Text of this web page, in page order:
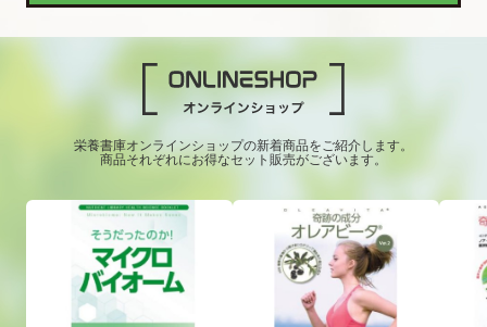
栄養書庫オンラインショップの新着商品をご紹介します。
商品それぞれにお得なセット販売がございます。